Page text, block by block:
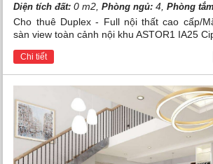
Ấn tượng nhất là sân golf đẳng cấp
trang bị đầy đủ các thiết bị hiện đại
giới, thỏa mãn niềm yêu thích của
sang.
Diện tích đất: 0 m2,Phòng ngủ: 4,Phòng
Cho thuê Duplex - Full nội thất cao cấp/
sàn view toàn cảnh nội khu ASTOR1 IA25
Chi tiết